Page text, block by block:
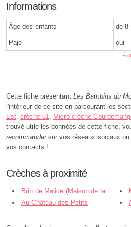
Informations
Âge des enfants de 8
Paje oui
Cette fiche présentant Les Bambins du
l'intérieur de ce site en parcourant les
Est, crèche 51, Micro crèche
trouvé utile les données de cette fiche,
recommandersur vos réseaux sociaux ou
vos contacts !
Crèches à proximité
Brin de Malice (Maison de la
Petite Enfance - Vitry-le-François
Au Château des Petits